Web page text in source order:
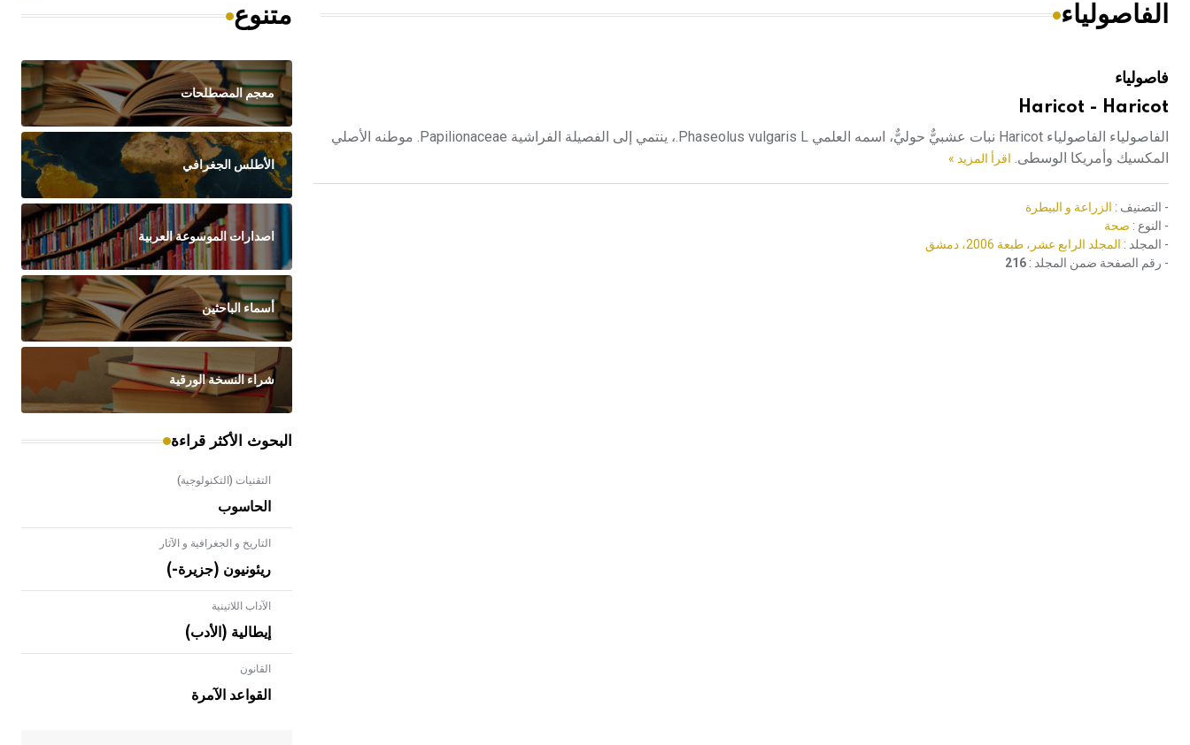
الفاصولياء
فاصولياء
Haricot - Haricot
الفاصولياء الفاصولياء Haricot نبات عشبيٌّ حوليٌّ، اسمه العلمي Phaseolus vulgaris L.، ينتمي إلى الفصيلة الفراشية Papilionaceae. موطنه الأصلي
المكسيك وأمريكا الوسطى. اقرأ المزيد »
- التصنيف : الزراعة و البيطرة
- النوع : صحة
- المجلد : المجلد الرابع عشر، طبعة 2006، دمشق
- رقم الصفحة ضمن المجلد : 216
متنوع
معجم المصطلحات
الأطلس الجغرافي
اصدارات الموسوعة العربية
أسماء الباحثين
شراء النسخة الورقية
البحوث الأكثر قراءة
التقنيات (التكنولوجية)
الحاسوب
التاريخ و الجغرافية و الآثار
ريئونيون (جزيرة-)
الآداب اللاتينية
إيطالية (الأدب)
القانون
القواعد الآمرة
- هل تعلم أن الأبلق نوع من الفنون
الهندسية التي ارتبطت بالعمارة الإسلامية
في بلاد الشام ومصر خاصة، حيث يحرص